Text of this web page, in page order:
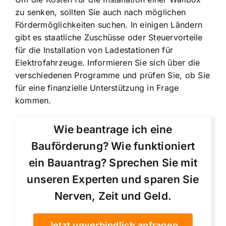
zu senken, sollten Sie auch nach möglichen
Fördermöglichkeiten suchen. In einigen Ländern
gibt es staatliche Zuschüsse oder Steuervorteile
für die Installation von Ladestationen für
Elektrofahrzeuge. Informieren Sie sich über die
verschiedenen Programme und prüfen Sie, ob Sie
für eine finanzielle Unterstützung in Frage
kommen.
Wie beantrage ich eine
Bauförderung? Wie funktioniert
ein Bauantrag? Sprechen Sie mit
unseren Experten und sparen Sie
Nerven, Zeit und Geld.